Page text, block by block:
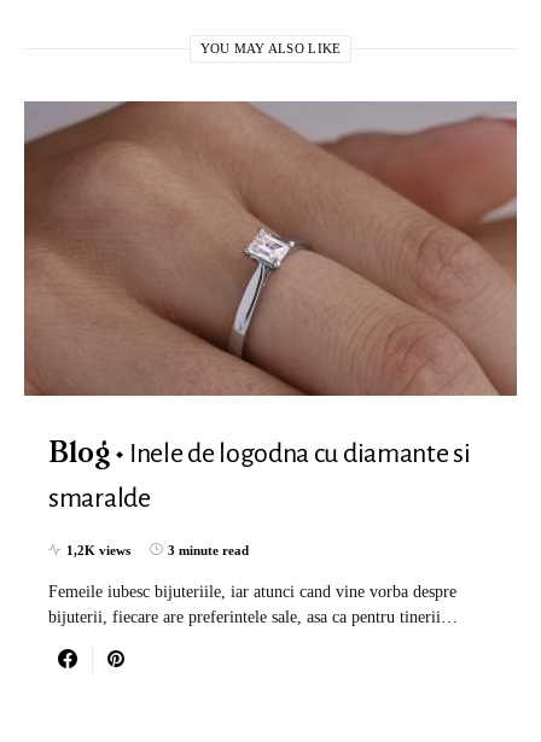
YOU MAY ALSO LIKE
Blog
Inele de logodna cu diamante si
smaralde
1,2K views 3 minute read
Femeile iubesc bijuteriile, iar atunci cand vine vorba despre
bijuterii, fiecare are preferintele sale, asa ca pentru tinerii…